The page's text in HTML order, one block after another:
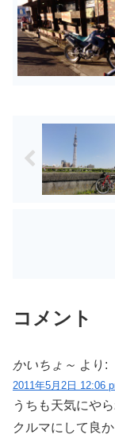
コメント
かいちょ～ より:
2011年5月2日 12:06
うちも天気にや
クルマにして良か